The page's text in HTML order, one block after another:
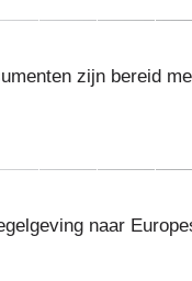
zijn bereid
naar